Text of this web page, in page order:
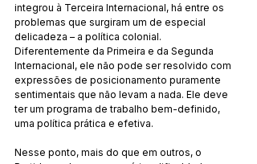
integrou à Terceira Internacional, há entre os
problemas que surgiram um de especial
delicadeza – a política colonial.
Diferentemente da Primeira e da Segunda
Internacional, ele não pode ser resolvido com
expressões de posicionamento puramente
sentimentais que não levam a nada. Ele deve
ter um programa de trabalho bem-definido,
uma política prática e efetiva.
Nesse ponto, mais do que em outros, o